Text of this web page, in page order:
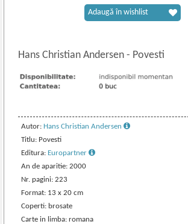
Hans Christian Andersen- Povesti
Autor: Hans Christian Andersen
Titlu: Povesti
Editura: Europartner
An de aparitie: 2000
Nr. pagini: 223
Format: 13 x 20 cm
Coperti: brosate
Carte in limba: romana
Adaugă în wishlist